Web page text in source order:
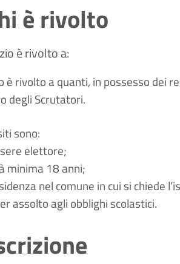
è rivolto
è rivolto a:
è rivolto a quanti, in possesso dei
degli Scrutatori.
sono:
elettore;
minima 18 anni;
nel comune in cui si chiede
assolto agli obblighi scolastici.